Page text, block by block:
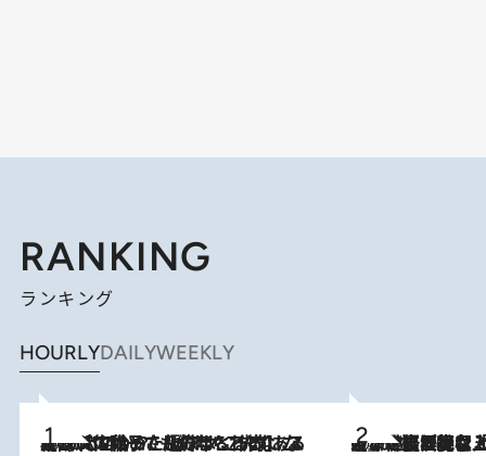
RANKING
ランキング
HOURLYDAILYWEEKLY
2026.8.5
【阿川佐和子さんの年とる力】なぜ70代で始めた趣味は“こんなに楽しい”のか？ ピアノ、俳句…スランプに陥っても続けられる“ある秘訣”とは 2026.8.5
【なぜ吉沢亮は「気配を消せる」のか？】興行収入208億の『国宝』を経て挑むミュージカル『ディア・エヴァン・ハンセン』。トップ俳優が舞台上でさらけ出した“孤独”とは